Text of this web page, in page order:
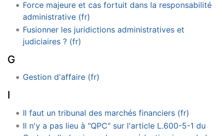
Force majeure et cas fortuit dans la responsabilité
administrative (fr)
Fusionner les juridictions administratives et
judiciaires ? (fr)
G
Gestion d'affaire (fr)
I
Il faut un tribunal des marchés financiers (fr)
Il n'y a pas lieu à "QPC" sur l'article L.600-5-1 du